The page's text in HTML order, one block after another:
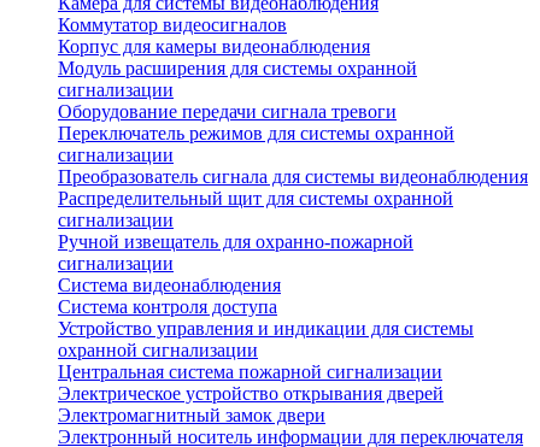
Коммутатор видеосигналов
Корпус для камеры видеонаблюдения
Модуль расширения для системы охранной
сигнализации
Оборудование передачи сигнала тревоги
Переключатель режимов для системы охранной
сигнализации
Преобразователь сигнала для системы видеонаблюдения
Распределительный щит для системы охранной
сигнализации
Ручной извещатель для охранно-пожарной
сигнализации
Система видеонаблюдения
Система контроля доступа
Устройство управления и индикации для системы
охранной сигнализации
Центральная система пожарной сигнализации
Электрическое устройство открывания дверей
Электромагнитный замок двери
Электронный носитель информации для переключателя